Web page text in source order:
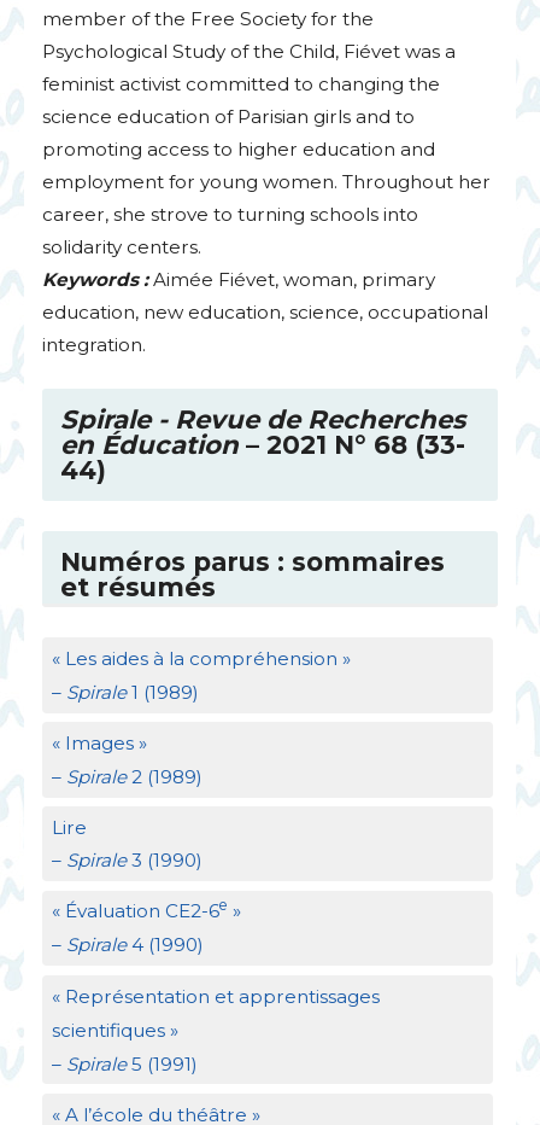
member of the Free Society for the
Psychological Study of the Child, Fiévet was a
feminist activist committed to changing the
science education of Parisian girls and to
promoting access to higher education and
employment for young women. Throughout her
career, she strove to turning schools into
solidarity centers.
Keywords : Aimée Fiévet, woman, primary
education, new education, science, occupational
integration.
Spirale - Revue de Recherches
en Éducation – 2021 N° 68 (33-
44)
Numéros parus : sommaires
et résumés
« Les aides à la compréhension »
– Spirale1 (1989)
« Images »
– Spirale2 (1989)
Lire
– Spirale3 (1990)
« Évaluation CE2-6e »
– Spirale4 (1990)
« Représentation et apprentissages
scientifiques »
– Spirale5 (1991)
« A l’école du théâtre »